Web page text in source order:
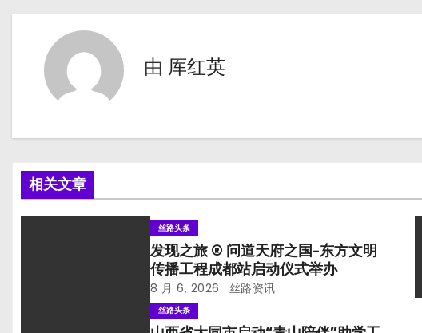
航
由 厍红英
相关文章
丝路头条
发现之旅 ® 问道天府之国-东方文明
传播工程成都站启动仪式举办
8 月 6, 2026 丝路资讯
丝路头条